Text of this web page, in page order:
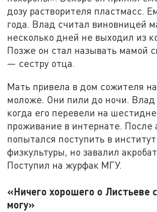
дозу растворителя пластмасс.
года. Влад считал виновницей
несколько дней не выходил из
Позже он стал называть мамой
— сестру отца.
Мать привела в дом сожителя
моложе. Они пили до ночи. Влад
когда его перевели на
проживание в интернате. После
попытался поступить в институт
физкультуры, но завалил
Поступил на журфак МГУ.
«Ничего хорошего о Листьеве
могу»